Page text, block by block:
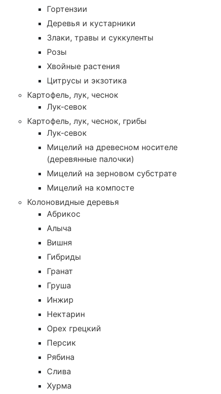
Гортензии
Деревья и кустарники
Злаки, травы и суккуленты
Розы
Хвойные растения
Цитрусы и экзотика
Картофель, лук, чеснок
Лук-севок
Картофель, лук, чеснок, грибы
Лук-севок
Мицелий на древесном носителе
(деревянные палочки)
Мицелий на зерновом субстрате
Мицелий на компосте
Колоновидные деревья
Абрикос
Алыча
Вишня
Гибриды
Гранат
Груша
Инжир
Нектарин
Орех грецкий
Персик
Рябина
Слива
Хурма